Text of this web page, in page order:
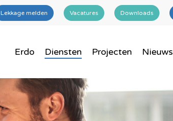
Lekkage melden Vacatures Downloads
Erdo Diensten Projecten Nieuws